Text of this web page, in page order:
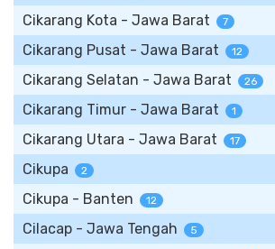
Cikarang Kota - Jawa Barat 7
Cikarang Pusat - Jawa Barat 12
Cikarang Selatan - Jawa Barat 26
Cikarang Timur - Jawa Barat 1
Cikarang Utara - Jawa Barat 17
Cikupa 2
Cikupa - Banten 12
Cilacap - Jawa Tengah 5